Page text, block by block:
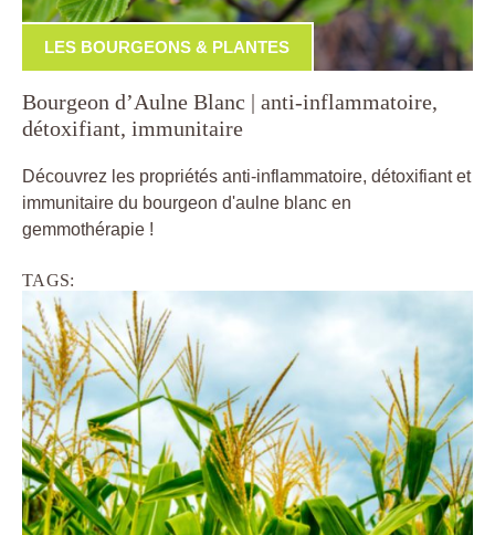
LES BOURGEONS & PLANTES
Bourgeon d’Aulne Blanc | anti-inflammatoire,
détoxifiant, immunitaire
Découvrez les propriétés anti-inflammatoire, détoxifiant et
immunitaire du bourgeon d'aulne blanc en
gemmothérapie !
TAGS: